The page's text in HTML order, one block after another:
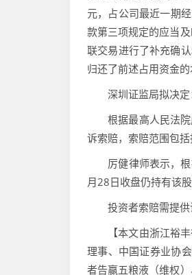
元，占公司最近一期
款第三项规定的应当
联交易进行了补充确
归还了前述占用资金的
深圳证监局拟决定
根据最高人民法院
诉索赔，索赔范围包
厉健律师表示，根
月28日收盘仍持有该
投资者索赔需提供
【本文由浙江裕丰
理事、中国证券业协
者告赢五粮液（维权